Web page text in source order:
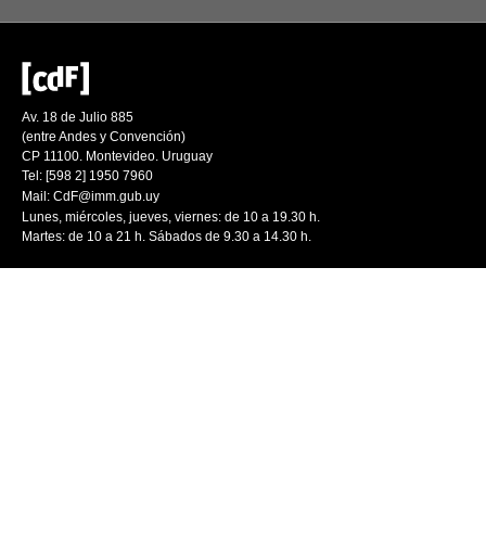
Av. 18 de Julio 885
(entre Andes y Convención)
CP 11100. Montevideo. Uruguay
Tel: [598 2] 1950 7960
Mail: CdF@imm.gub.uy
Lunes, miércoles, jueves, viernes: de 10 a 19.30 h.
Martes: de 10 a 21 h. Sábados de 9.30 a 14.30 h.